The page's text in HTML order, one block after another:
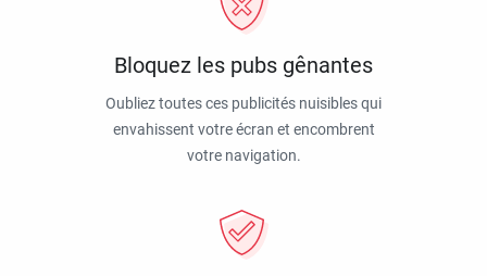
Bloquez les pubs gênantes
Oubliez toutes ces publicités nuisibles qui
envahissent votre écran et encombrent
votre navigation.